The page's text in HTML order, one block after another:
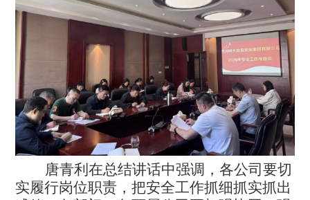
唐青利在总结讲话中强调 ，各公司要切
实履行岗位职责，把安全工作抓细抓实抓出